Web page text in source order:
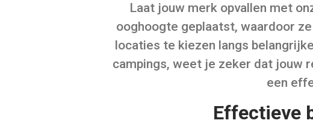
Laat jouw merk opvallen met
ooghoogte geplaatst, waardoor
locaties te kiezen langs
campings, weet je zeker dat jouw
een
Effectieve